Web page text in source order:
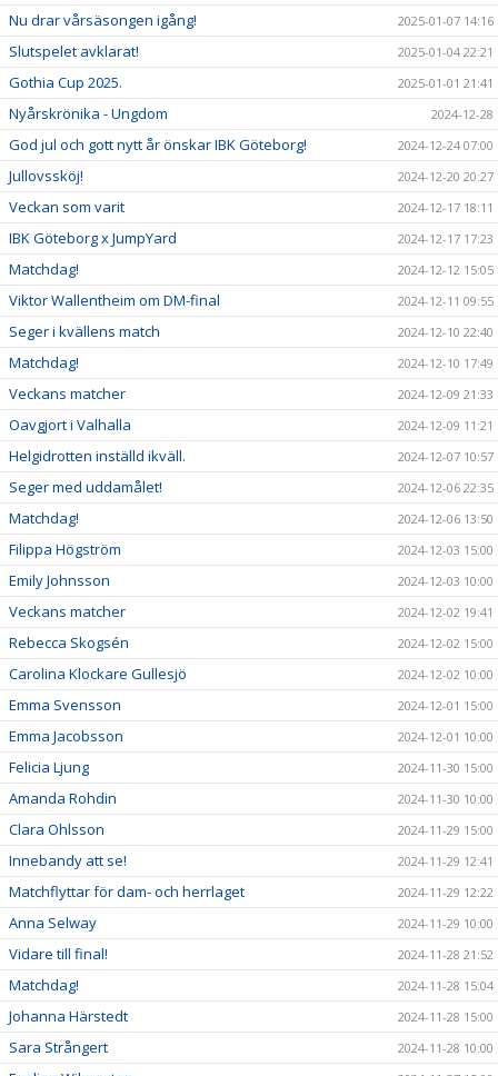
Nu drar vårsäsongen igång! 2025-01-07 14:16
Slutspelet avklarat! 2025-01-04 22:21
Gothia Cup 2025. 2025-01-01 21:41
Nyårskrönika - Ungdom 2024-12-28
God jul och gott nytt år önskar IBK Göteborg! 2024-12-24 07:00
Jullovssköj! 2024-12-20 20:27
Veckan som varit 2024-12-17 18:11
IBK Göteborg x JumpYard 2024-12-17 17:23
Matchdag! 2024-12-12 15:05
Viktor Wallentheim om DM-final 2024-12-11 09:55
Seger i kvällens match 2024-12-10 22:40
Matchdag! 2024-12-10 17:49
Veckans matcher 2024-12-09 21:33
Oavgjort i Valhalla 2024-12-09 11:21
Helgidrotten inställd ikväll. 2024-12-07 10:57
Seger med uddamålet! 2024-12-06 22:35
Matchdag! 2024-12-06 13:50
Filippa Högström 2024-12-03 15:00
Emily Johnsson 2024-12-03 10:00
Veckans matcher 2024-12-02 19:41
Rebecca Skogsén 2024-12-02 15:00
Carolina Klockare Gullesjö 2024-12-02 10:00
Emma Svensson 2024-12-01 15:00
Emma Jacobsson 2024-12-01 10:00
Felicia Ljung 2024-11-30 15:00
Amanda Rohdin 2024-11-30 10:00
Clara Ohlsson 2024-11-29 15:00
Innebandy att se! 2024-11-29 12:41
Matchflyttar för dam- och herrlaget 2024-11-29 12:22
Anna Selway 2024-11-29 10:00
Vidare till final! 2024-11-28 21:52
Matchdag! 2024-11-28 15:04
Johanna Härstedt 2024-11-28 15:00
Sara Strångert 2024-11-28 10:00